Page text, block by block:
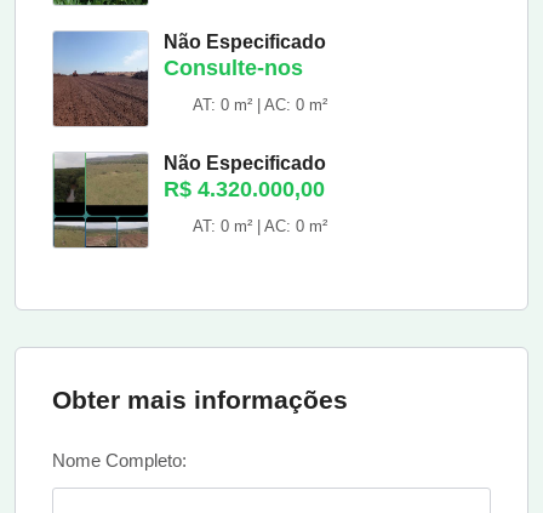
Não Especificado
Consulte-nos
AT: 0 m² | AC: 0 m²
Não Especificado
R$ 4.320.000,00
AT: 0 m² | AC: 0 m²
Obter mais informações
Nome Completo: